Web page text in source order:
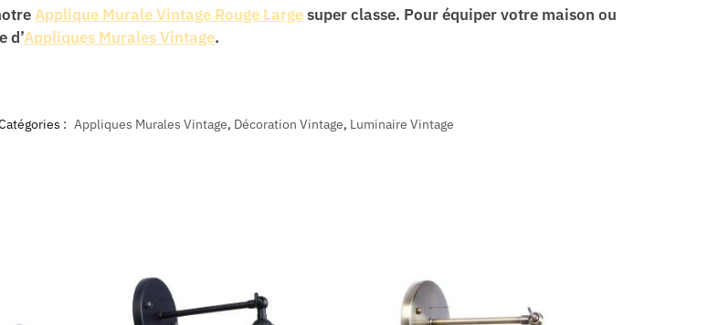
Applique Murale Vintage Rouge Largesuper classe. Pour équiper votre maison ou
d’Appliques Murales Vintage.
: Appliques Murales Vintage, Décoration Vintage, Luminaire Vintage